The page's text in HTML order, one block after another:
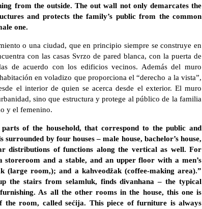
from the outside. The out wall not only demarcates the
and protects the family’s public from the common
one.
o una ciudad, que en principio siempre se construye en
con las casas Svrzo de pared blanca, con la puerta de
de acuerdo con los edificios vecinos. Además del muro
en voladizo que proporciona el “derecho a la vista”,
el interior de quien se acerca desde el exterior. El muro
sino que estructura y protege al público de la familia
y el femenino.
of the household, that correspond to the public and
by four houses – male house, bachelor’s house,
distributions of functions along the vertical as well. For
and a stable, and an upper floor with a men’s
(large room,); and a kahveodžak (coffee-making area).”
the stairs from selamluk, finds divanhana – the typical
As all the other rooms in the house, this one is
room, called sećija. This piece of furniture is always